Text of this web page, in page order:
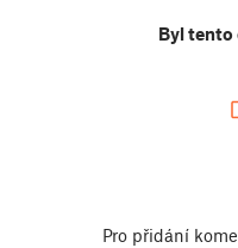
Byl tento
Pro přidání